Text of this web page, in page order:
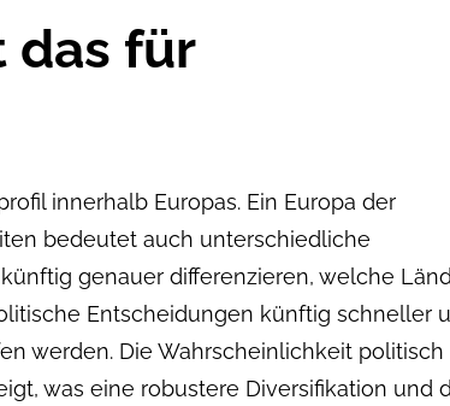
das für
innerhalb Europas. Ein Europa der
bedeutet auch unterschiedliche
genauer differenzieren, welche
Entscheidungen künftig schneller
werden. Die Wahrscheinlichkeit politisch
was eine robustere Diversifikation und